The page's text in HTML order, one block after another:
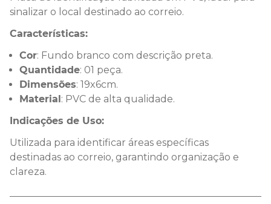
sinalizar o local destinado ao correio.
Características:
Cor: Fundo branco com descrição preta.
Quantidade: 01 peça.
Dimensões: 19x6cm.
Material: PVC de alta qualidade.
Indicações de Uso:
Utilizada para identificar áreas específicas
destinadas ao correio, garantindo organização e
clareza.